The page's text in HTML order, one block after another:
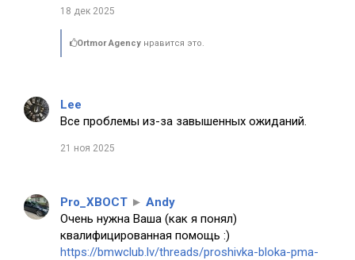
18 дек 2025
Ortmor Agency нравится это.
Lee
Все проблемы из-за завышенных ожиданий.
21 ноя 2025
Pro_XBOCT ► Andy
Очень нужна Ваша (как я понял)
квалифицированная помощь :)
https://bmwclub.lv/threads/proshivka-bloka-pma-